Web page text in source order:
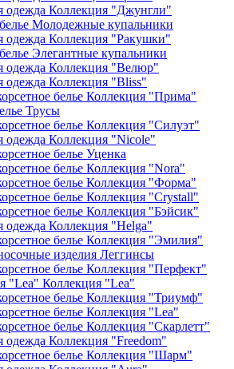
одежда Коллекция "Джунгли"
Молодежные купальники
одежда Коллекция "Ракушки"
Элегантные купальники
одежда Коллекция "Велюр"
одежда Коллекция "Bliss"
белье Коллекция "Прима"
Трусы
белье Коллекция "Силуэт"
одежда Коллекция "Nicole"
белье Уценка
белье Коллекция "Nora"
белье Коллекция "Форма"
белье Коллекция "Crystall"
белье Коллекция "Бэйсик"
одежда Коллекция "Helga"
белье Коллекция "Эмилия"
изделия Леггинсы
белье Коллекция "Перфект"
"Lea" Коллекция "Lea"
белье Коллекция "Триумф"
белье Коллекция "Lea"
белье Коллекция "Скарлетт"
одежда Коллекция "Freedom"
белье Коллекция "Шарм"